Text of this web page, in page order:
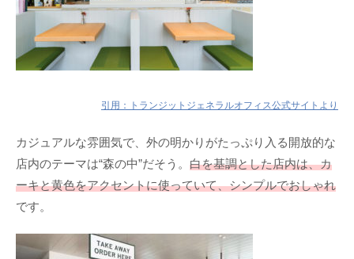
引用：トランジットジェネラルオフィス公式サイトより
カジュアルな雰囲気で、外の明かりがたっぷり入る開放的な
店内のテーマは“森の中”だそう。 白を基調とした店内は、カ
ーキと黄色をアクセントに使っていて、シンプルでおしゃれ
です。